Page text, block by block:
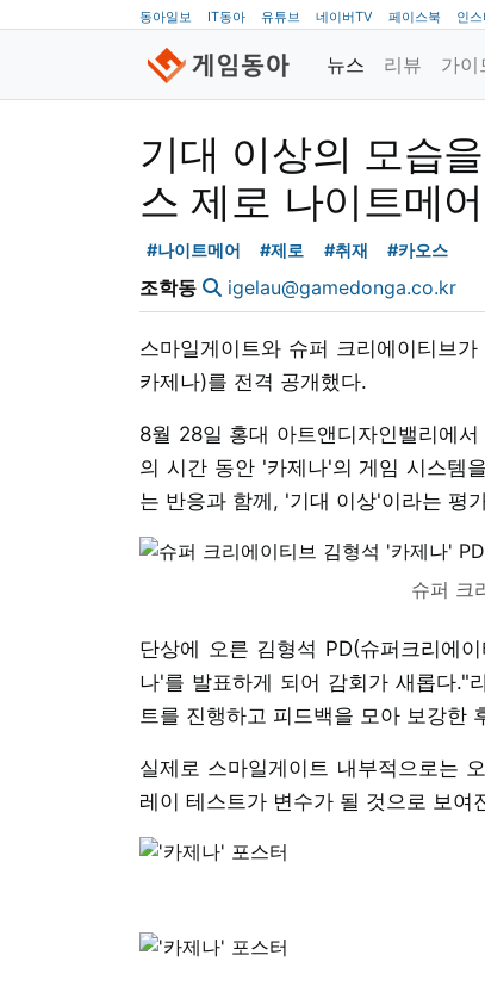
동아일보 IT동아 유튜브 네이버TV 페이스북 인
뉴스 리뷰 가이
기대 이상의 모습
스 제로 나이트메
#나이트메어 #제로 #취재 #카오스
조학동 igelau@gamedonga.co.kr
스마일게이트와 슈퍼 크리에이티브
카제나)를 전격 공개했다.
8월 28일 홍대 아트앤디자인밸리에
의 시간 동안 '카제나'의 게임 시스템
는 반응과 함께, '기대 이상'이라는 평
슈퍼 크
단상에 오른 김형석 PD(슈퍼크리에
나'를 발표하게 되어 감회가 새롭다."
트를 진행하고 피드백을 모아 보강한
실제로 스마일게이트 내부적으로는
레이 테스트가 변수가 될 것으로 보여